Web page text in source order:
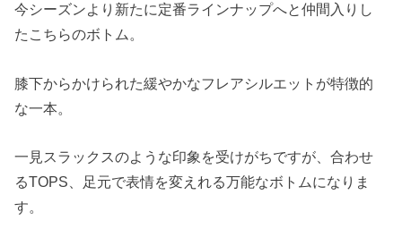
今シーズンより新たに定番ラインナップへと仲間入りし
たこちらのボトム。
膝下からかけられた緩やかなフレアシルエットが特徴的
な一本。
一見スラックスのような印象を受けがちですが、合わせ
るTOPS、足元で表情を変えれる万能なボトムになりま
す。